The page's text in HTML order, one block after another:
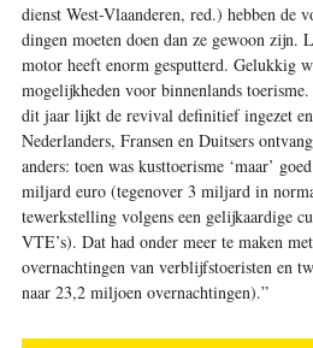
dienst West-Vlaanderen, red.) hebben de
dingen moeten doen dan ze gewoon zijn.
motor heeft enorm gesputterd. Gelukkig
mogelijkheden voor binnenlands
dit jaar lijkt de revival definitief ingezet
Nederlanders, Fransen en Duitsers
anders: toen was kusttoerisme ‘maar’
miljard euro (tegenover 3 miljard in
tewerkstelling volgens een gelijkaardige
VTE’s). Dat had onder meer te maken
overnachtingen van verblijfstoeristen en
naar 23,2 miljoen overnachtingen).”